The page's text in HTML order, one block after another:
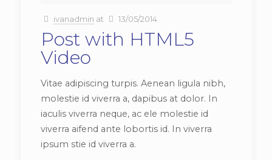
ivanadmin at 13/05/2014
Post with HTML5
Video
Vitae adipiscing turpis. Aenean ligula nibh,
molestie id viverra a, dapibus at dolor. In
iaculis viverra neque, ac ele molestie id
viverra aifend ante lobortis id. In viverra
ipsum stie id viverra a.